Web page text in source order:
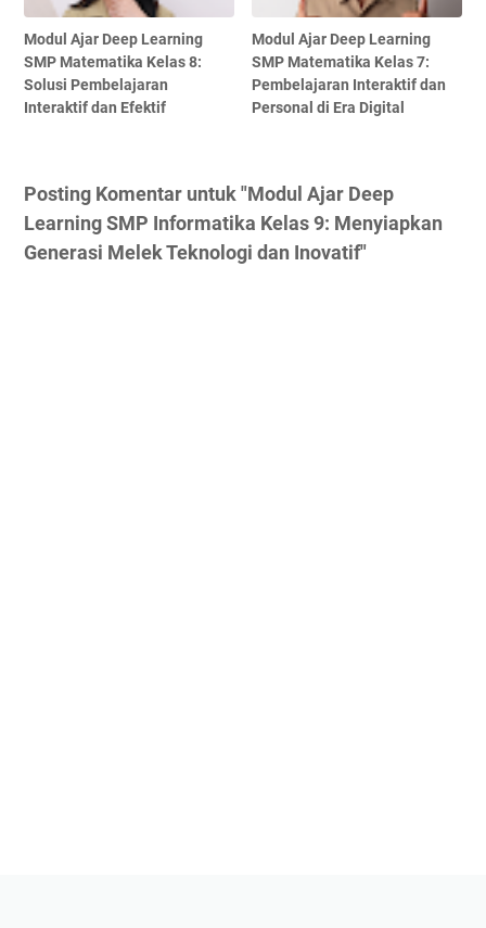
Modul Ajar Deep Learning
SMP Matematika Kelas 8:
Solusi Pembelajaran
Interaktif dan Efektif
Modul Ajar Deep Learning
SMP Matematika Kelas 7:
Pembelajaran Interaktif dan
Personal di Era Digital
Posting Komentar untuk "Modul Ajar Deep
Learning SMP Informatika Kelas 9: Menyiapkan
Generasi Melek Teknologi dan Inovatif"